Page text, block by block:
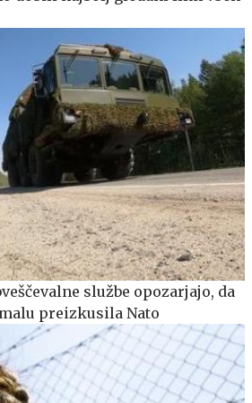
službe opozarjajo, da
preizkusila Nato